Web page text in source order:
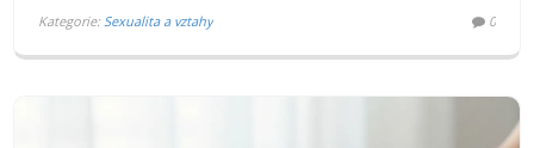
Kategorie: Sexualita a vztahy 0